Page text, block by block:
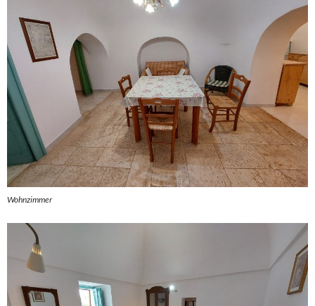
Wohnzimmer